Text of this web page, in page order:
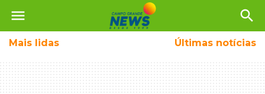
menu search
Mais lidas Últimas notícias